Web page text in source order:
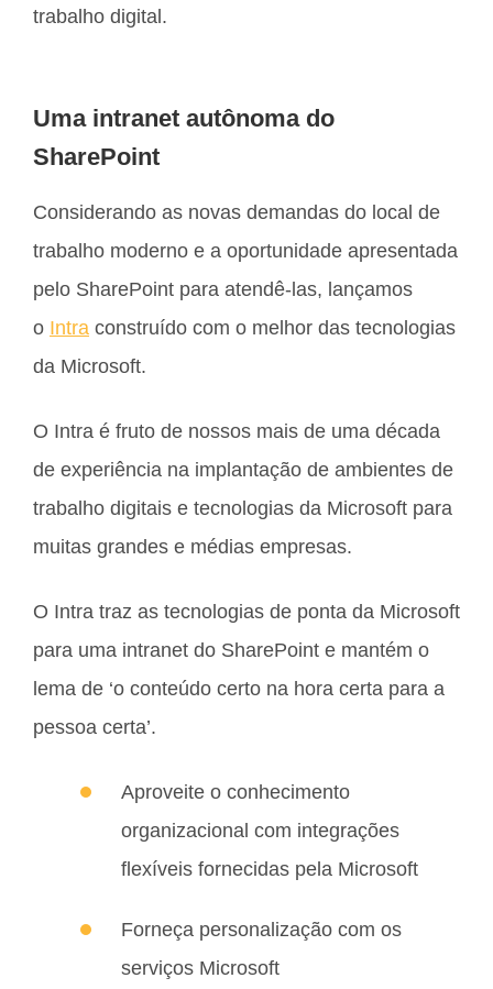
trabalho digital.
Uma intranet autônoma do
SharePoint
Considerando as novas demandas do local de
trabalho moderno e a oportunidade apresentada
pelo SharePoint para atendê-las, lançamos
o Intra construído com o melhor das tecnologias
da Microsoft.
O Intra é fruto de nossos mais de uma década
de experiência na implantação de ambientes de
trabalho digitais e tecnologias da Microsoft para
muitas grandes e médias empresas.
O Intra traz as tecnologias de ponta da Microsoft
para uma intranet do SharePoint e mantém o
lema de ‘o conteúdo certo na hora certa para a
pessoa certa’.
Aproveite o conhecimento
organizacional com integrações
flexíveis fornecidas pela Microsoft
Forneça personalização com os
serviços Microsoft